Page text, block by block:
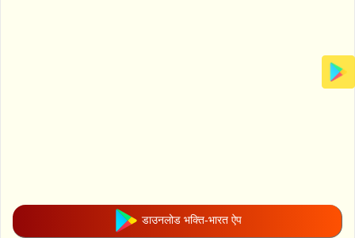
डाउनलोड भक्ति-भारत ऐप